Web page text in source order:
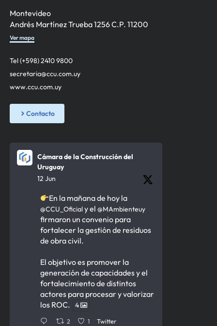
Montevideo
Andrés Martínez Trueba 1256 C.P. 11200
Ver mapa
Tel (+598) 2410 9800
secretaria@ccu.com.uy
www.ccu.com.uy
Contacto
Cámara de la Construcción del
Uruguay
12 Jun
En la mañana de hoy la
@CCU_Oficialy el @MAmbienteuy
firmaron un convenio para
fortalecer la gestión de residuos
de obra civil.
El objetivo es promover la
generación de capacidades y el
fortalecimiento de distintos
actores para procesar y valorizar
los ROC.
4
2 1 Twitter